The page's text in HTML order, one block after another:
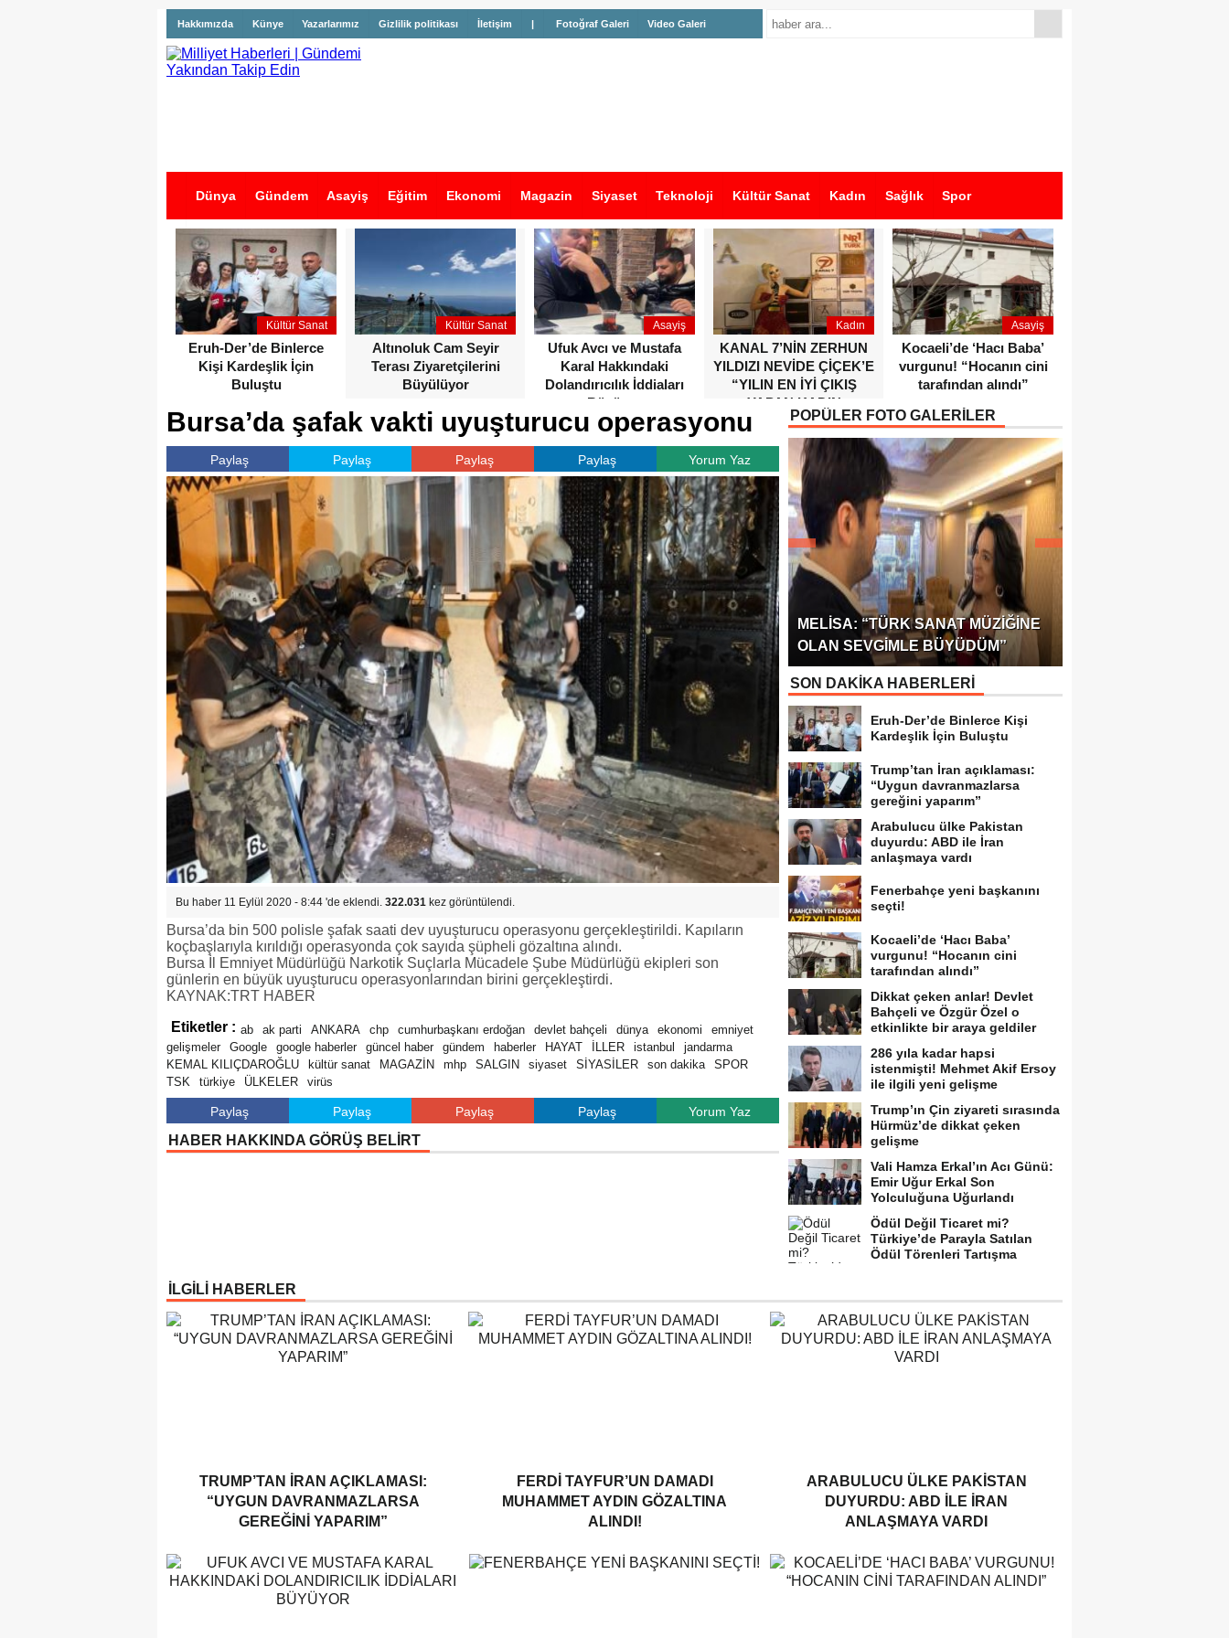
Hakkımızda Künye Yazarlarımız Gizlilik politikası İletişim | Fotoğraf Galeri Video Galeri
Dünya Gündem Asayiş Eğitim Ekonomi Magazin Siyaset Teknoloji Kültür Sanat Kadın Sağlık Spor
İş İlanları
Kültür Sanat
Eruh-Der’de Binlerce
Kişi Kardeşlik İçin
Buluştu
Kültür Sanat
Altınoluk Cam Seyir
Terası Ziyaretçilerini
Büyülüyor
Asayiş
Ufuk Avcı ve Mustafa
Karal Hakkındaki
Dolandırıcılık İddiaları
Büyüyor
Kadın
KANAL 7’NİN ZERHUN
YILDIZI NEVİDE ÇİÇEK’E
“YILIN EN İYİ ÇIKIŞ
YAPAN KADIN
OYUNCUSU” ÖDÜLÜ!
Asayiş
Kocaeli’de ‘Hacı Baba’
vurgunu! “Hocanın cini
tarafından alındı”
Bursa’da şafak vakti uyuşturucu operasyonu
Paylaş Paylaş Paylaş Paylaş Yorum Yaz
Bu haber 11 Eylül 2020 - 8:44 'de eklendi. 322.031 kez görüntülendi.
Bursa’da bin 500 polisle şafak saati dev uyuşturucu operasyonu gerçekleştirildi. Kapıların
koçbaşlarıyla kırıldığı operasyonda çok sayıda şüpheli gözaltına alındı.
Bursa İl Emniyet Müdürlüğü Narkotik Suçlarla Mücadele Şube Müdürlüğü ekipleri son
günlerin en büyük uyuşturucu operasyonlarından birini gerçekleştirdi.
KAYNAK:TRT HABER
Etiketler : ab ak parti ANKARA chp cumhurbaşkanı erdoğan devlet bahçeli dünya ekonomi
emniyet
gelişmeler
Google google haberler güncel haber gündem haberler HAYAT İLLER istanbul
jandarma
KEMAL KILIÇDAROĞLU
kültür sanat MAGAZİN mhp SALGIN siyaset SİYASİLER son dakika
SPOR
TSK
türkiye ÜLKELER virüs
Paylaş Paylaş Paylaş Paylaş Yorum Yaz
HABER HAKKINDA GÖRÜŞ BELİRT
POPÜLER FOTO GALERİLER
MELISA: “TÜRK SANAT MÜZIĞINE
OLAN SEVGIMLE BÜYÜDÜM”
SON DAKİKA HABERLERİ
Eruh-Der’de Binlerce Kişi
Kardeşlik İçin Buluştu
Trump’tan İran açıklaması:
“Uygun davranmazlarsa
gereğini yaparım”
Arabulucu ülke Pakistan
duyurdu: ABD ile İran
anlaşmaya vardı
Fenerbahçe yeni başkanını
seçti!
Kocaeli’de ‘Hacı Baba’
vurgunu! “Hocanın cini
tarafından alındı”
Dikkat çeken anlar! Devlet
Bahçeli ve Özgür Özel o
etkinlikte bir araya geldiler
286 yıla kadar hapsi
istenmişti! Mehmet Akif Ersoy
ile ilgili yeni gelişme
Trump’ın Çin ziyareti sırasında
Hürmüz’de dikkat çeken
gelişme
Vali Hamza Erkal’ın Acı Günü:
Emir Uğur Erkal Son
Yolculuğuna Uğurlandı
Ödül Değil Ticaret mi?
Türkiye’de Parayla Satılan
Ödül Törenleri Tartışma
İLGİLİ HABERLER
TRUMP’TAN İRAN AÇIKLAMASI:
“UYGUN DAVRANMAZLARSA
GEREĞINI YAPARIM”
FERDI TAYFUR’UN DAMADI
MUHAMMET AYDIN GÖZALTINA
ALINDI!
ARABULUCU ÜLKE PAKISTAN
DUYURDU: ABD ILE İRAN
ANLAŞMAYA VARDI